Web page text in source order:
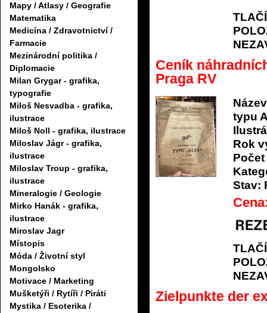
Mapy / Atlasy / Geografie
Matematika
Medicína / Zdravotnictví /
Farmacie
Mezinárodní politika /
Diplomacie
Milan Grygar - grafika,
typografie
Miloš Nesvadba - grafika,
ilustrace
Miloš Noll - grafika, ilustrace
Miloslav Jágr - grafika,
ilustrace
Miloslav Troup - grafika,
ilustrace
Mineralogie / Geologie
Mirko Hanák - grafika,
ilustrace
Miroslav Jagr
Místopis
Móda / Životní styl
Mongolsko
Motivace / Marketing
Mušketýři / Rytíři / Piráti
Mystika / Esoterika /
Ceník
Praga RV
typu
Rok
Stav:
Zielpunkte der